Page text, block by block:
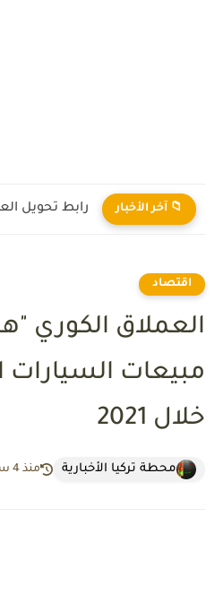
📁 آخر الأخبار
اقتصاد
العملاق الكوري
مبيعات السيارات
خلال 2021
محطة تركيا الأخبارية منذ 4 سنة